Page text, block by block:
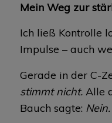
Mein Weg zur
Ich ließ Kontrolle
Impulse – auch
Gerade in der C-
stimmt nicht.Alle
Bauch sagte: Nein.